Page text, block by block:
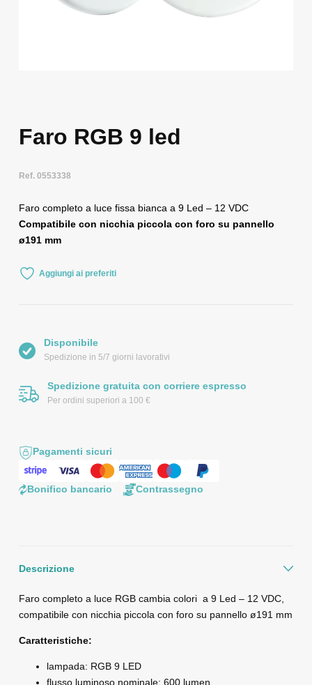
Faro RGB 9 led
Ref. 0553338
Faro completo a luce fissa bianca a 9 Led – 12 VDC
Compatibile con nicchia piccola con foro su pannello
ø191 mm
Aggiungi ai preferiti
Disponibile
Spedizione in 5/7 giorni lavorativi
Spedizione gratuita con corriere espresso
Per ordini superiori a 100 €
Pagamenti sicuri
Bonifico bancario Contrassegno
Descrizione
Faro completo a luce RGB cambia colori a 9 Led – 12 VDC,
compatibile con nicchia piccola con foro su pannello ø191 mm
Caratteristiche:
lampada: RGB 9 LED
flusso luminoso nominale: 600 lumen